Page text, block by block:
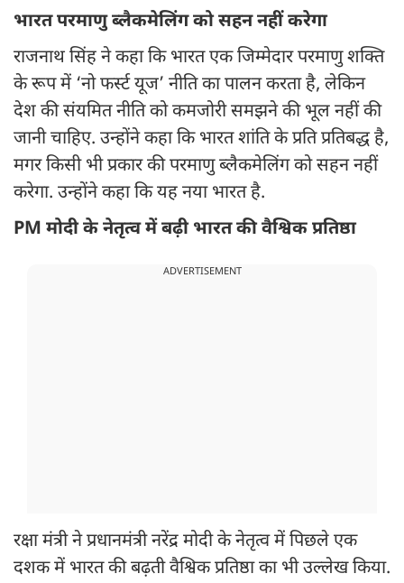
भारत परमाणु ब्लैकमेलिंग को सहन नहीं करेगा
राजनाथ सिंह ने कहा कि भारत एक जिम्मेदार परमाणु शक्ति
के रूप में ‘नो फर्स्ट यूज’ नीति का पालन करता है, लेकिन
देश की संयमित नीति को कमजोरी समझने की भूल नहीं की
जानी चाहिए. उन्होंने कहा कि भारत शांति के प्रति प्रतिबद्ध है,
मगर किसी भी प्रकार की परमाणु ब्लैकमेलिंग को सहन नहीं
करेगा. उन्होंने कहा कि यह नया भारत है.
PM मोदी के नेतृत्व में बढ़ी भारत की वैश्विक प्रतिष्ठा
ADVERTISEMENT
रक्षा मंत्री ने प्रधानमंत्री नरेंद्र मोदी के नेतृत्व में पिछले एक
दशक में भारत की बढ़ती वैश्विक प्रतिष्ठा का भी उल्लेख किया.